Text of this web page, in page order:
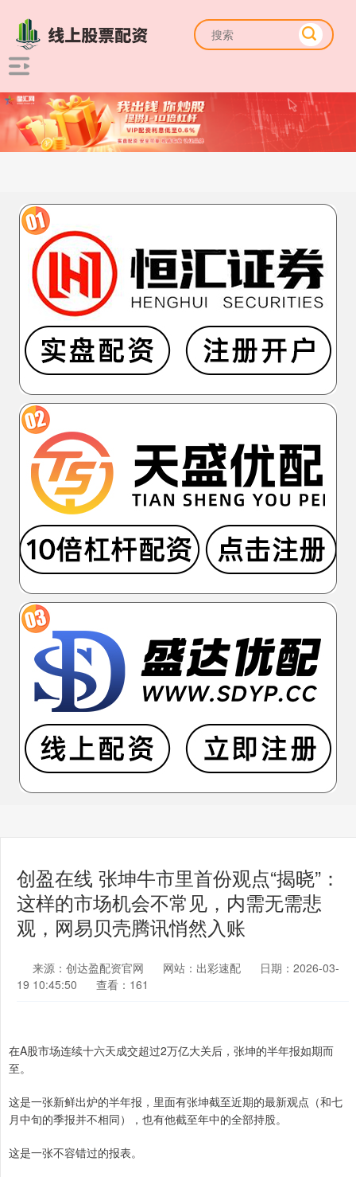
创盈在线 张坤牛市里首份观点“揭晓”：
这样的市场机会不常见，内需无需悲
观，网易贝壳腾讯悄然入账
来源：创达盈配资官网 网站：出彩速配
日期：2026-03-
19 10:45:50
查看：161
在A股市场连续十六天成交超过2万亿大关后，张坤的半年报如期而
至。
这是一张新鲜出炉的半年报，里面有张坤截至近期的最新观点（和七
月中旬的季报并不相同），也有他截至年中的全部持股。
这是一张不容错过的报表。